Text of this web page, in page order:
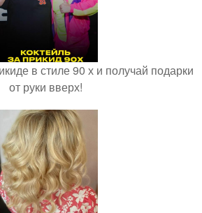
в стиле 90 х и получай подарки
от руки вверх!